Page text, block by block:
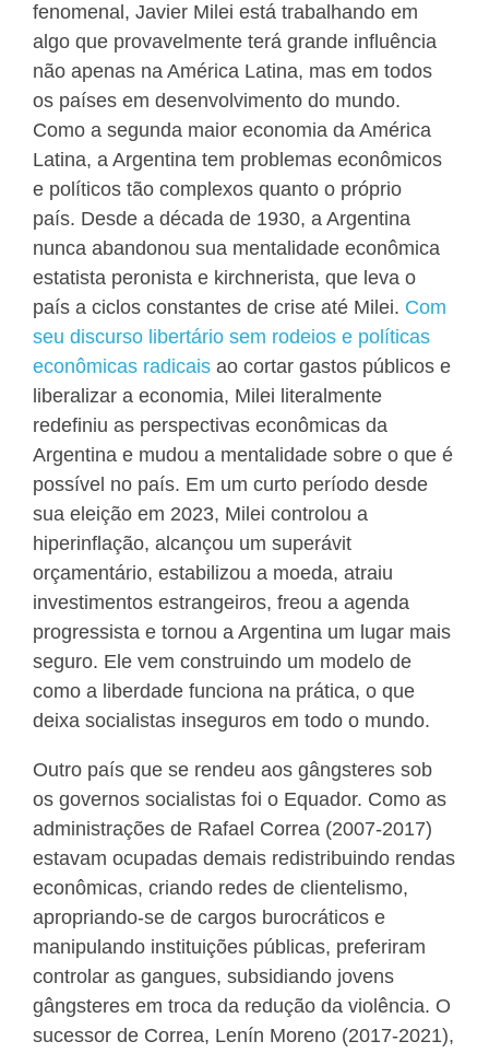
fenomenal, Javier Milei está trabalhando em
algo que provavelmente terá grande influência
não apenas na América Latina, mas em todos
os países em desenvolvimento do mundo.
Como a segunda maior economia da América
Latina, a Argentina tem problemas econômicos
e políticos tão complexos quanto o próprio
país. Desde a década de 1930, a Argentina
nunca abandonou sua mentalidade econômica
estatista peronista e kirchnerista, que leva o
país a ciclos constantes de crise até Milei. Com
seu discurso libertário sem rodeios e políticas
econômicas radicais ao cortar gastos públicos e
liberalizar a economia, Milei literalmente
redefiniu as perspectivas econômicas da
Argentina e mudou a mentalidade sobre o que é
possível no país. Em um curto período desde
sua eleição em 2023, Milei controlou a
hiperinflação, alcançou um superávit
orçamentário, estabilizou a moeda, atraiu
investimentos estrangeiros, freou a agenda
progressista e tornou a Argentina um lugar mais
seguro. Ele vem construindo um modelo de
como a liberdade funciona na prática, o que
deixa socialistas inseguros em todo o mundo.
Outro país que se rendeu aos gângsteres sob
os governos socialistas foi o Equador. Como as
administrações de Rafael Correa (2007-2017)
estavam ocupadas demais redistribuindo rendas
econômicas, criando redes de clientelismo,
apropriando-se de cargos burocráticos e
manipulando instituições públicas, preferiram
controlar as gangues, subsidiando jovens
gângsteres em troca da redução da violência. O
sucessor de Correa, Lenín Moreno (2017-2021),